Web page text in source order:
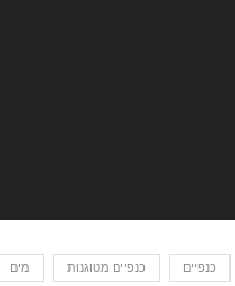
כנפיים כנפיים מטוגנות מים